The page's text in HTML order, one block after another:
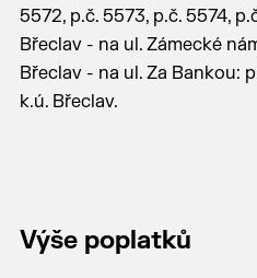
5572, p.č. 5573, p.č. 5574,
Břeclav - na ul. Zámecké
Břeclav - na ul. Za Bankou:
k.ú. Břeclav.
Výše poplatků